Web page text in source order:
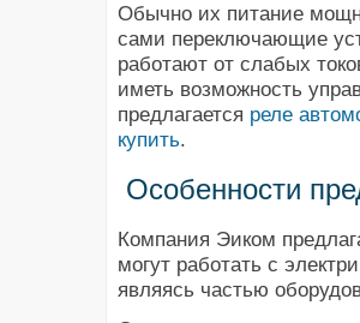
Обычно их питание
сами переключающие
работают от слабых
иметь возможность
предлагается реле
купить.
Особенности
Компания Эиком
могут работать с
являясь частью